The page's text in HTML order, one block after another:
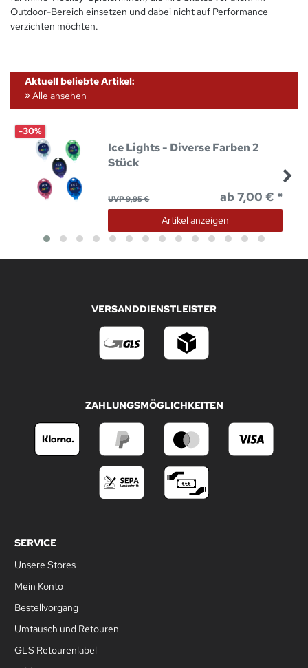
Outdoor-Bereich einsetzen und dabei nicht auf Performance
verzichten möchten.
Aktuell beliebte Artikel:
Alle ansehen
-30%
Ice Lights - Diverse Farben 2
Stück
UVP 9,95 € ab 7,00 € *
Artikel anzeigen
VERSANDDIENSTLEISTER
ZAHLUNGSMÖGLICHKEITEN
SERVICE
Unsere Stores
Mein Konto
Bestellvorgang
Umtausch und Retouren
GLS Retourenlabel